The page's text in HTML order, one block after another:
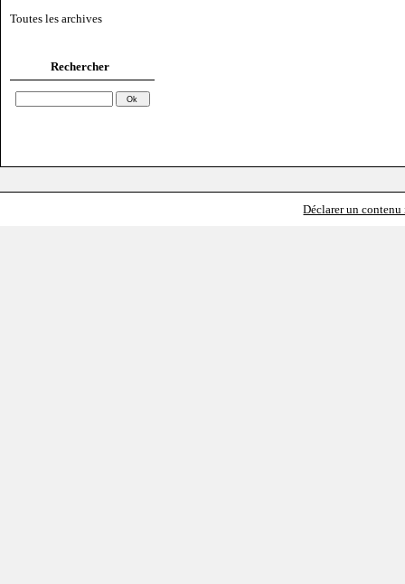
Toutes les archives
Rechercher
Déclarer un